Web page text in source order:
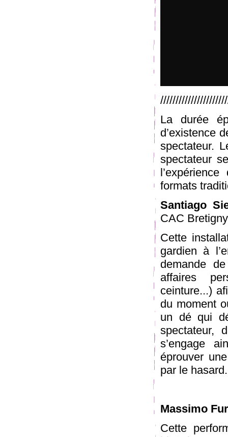
La durée
d’existence
spectateur.
spectateur
formats
Santiago
CAC
Cette
gardien à
demande
affaires
ceinture...)
du moment
un dé qui
spectateur,
s’engage
éprouver
par le hasard.
Massimo
Cette